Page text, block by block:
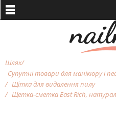
Шлях
Супутні товари для манікюру і
Щітка для видалення пилу
Щетка-сметка East Rich,